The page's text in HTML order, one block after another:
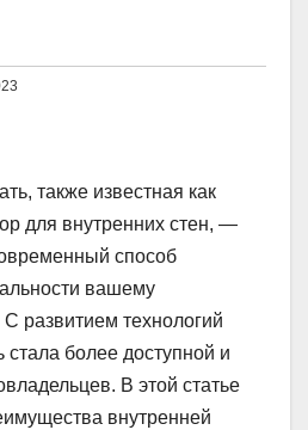
также известная как
для внутренних стен, —
способ
вашему
развитием технологий
стала более доступной и
В этой статье
внутренней